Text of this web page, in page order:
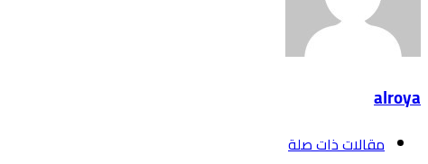
alroya
‫مقالات ذات صلة‬